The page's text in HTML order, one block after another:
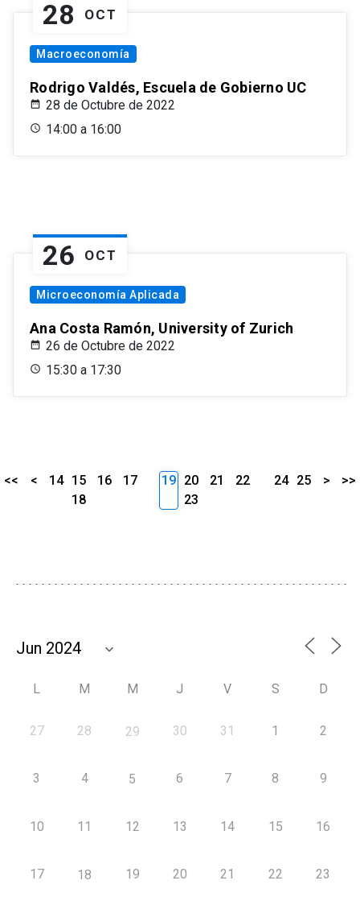
28 OCT
Macroeconomía
Rodrigo Valdés, Escuela de Gobierno UC
28 de Octubre de 2022
14:00 a 16:00
26 OCT
Microeconomía Aplicada
Ana Costa Ramón, University of Zurich
26 de Octubre de 2022
15:30 a 17:30
<< < 14 15 16
17
18
19 20 21
22
23
24 25 > >>
L M M J V S D
27 28 29 30 31 1 2
3 4 5 6 7 8 9
10 11 12 13 14 15 16
17 18 19 20 21 22 23